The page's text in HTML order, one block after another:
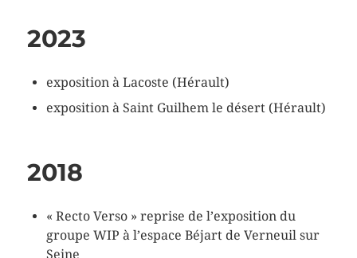
2023
exposition à Lacoste (Hérault)
exposition à Saint Guilhem le désert (Hérault)
2018
« Recto Verso » reprise de l’exposition du
groupe WIP à l’espace Béjart de Verneuil sur
Seine